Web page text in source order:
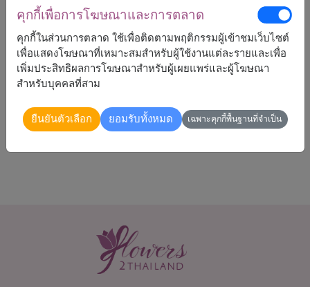
ราคาตามพื้นที่จัดส่ง
เริ่มต้นที่ ฿1,890
จัดส่งได้
ทั่วประเทศ
คุกกี้เพื่อการโฆษณาและการตลาด
คุกกี้ในส่วนการตลาด ใช้เพื่อติดตามพฤติกรรมผู้เข้าชมเว็บไซต์
เพื่อแสดงโฆษณาที่เหมาะสมสำหรับผู้ใช้งานแต่ละรายและเพื่อ
เพิ่มประสิทธิผลการโฆษณาสำหรับผู้เผยแพร่และผู้โฆษณา
สำหรับบุคคลที่สาม
ยืนยันตัวเลือก ยอมรับทั้งหมด เฉพาะคุกกี้พื้นฐานที่จำเป็น